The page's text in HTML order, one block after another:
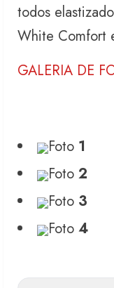
todos
White Comfort
GALERIA DE
Foto 1
Foto 2
Foto 3
Foto 4